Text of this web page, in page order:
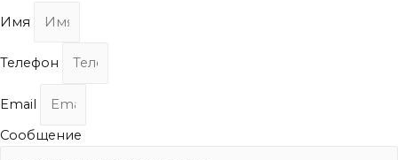
Имя
Телефон
Email
Сообщение